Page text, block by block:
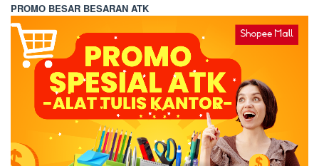
PROMO BESAR BESARAN ATK